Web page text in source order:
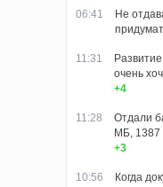
06:41
Не
11:31
очень
+4
11:28
Отдали
МБ, 1387
+3
10:56
Когда